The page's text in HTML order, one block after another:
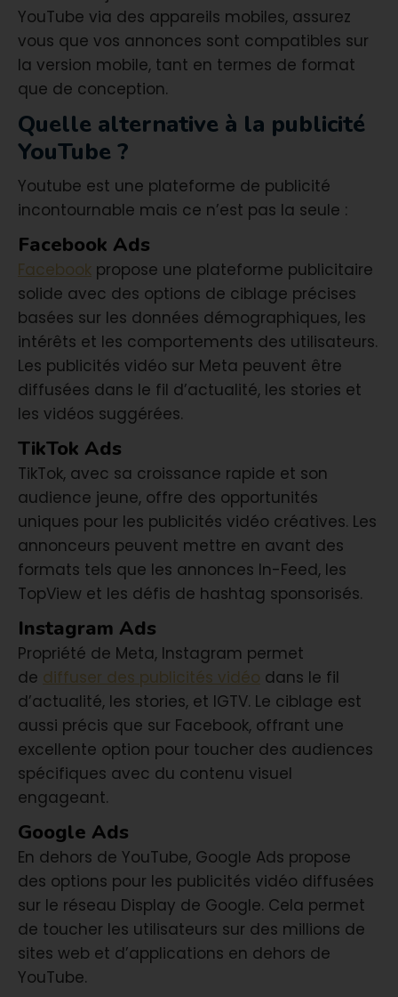
YouTube via des appareils mobiles, assurez
vous que vos annonces sont compatibles sur
la version mobile, tant en termes de format
que de conception.
Quelle alternative à la publicité
YouTube ?
Youtube est une plateforme de publicité
incontournable mais ce n’est pas la seule :
Facebook Ads
Facebook propose une plateforme publicitaire
solide avec des options de ciblage précises
basées sur les données démographiques, les
intérêts et les comportements des utilisateurs.
Les publicités vidéo sur Meta peuvent être
diffusées dans le fil d’actualité, les stories et
les vidéos suggérées.
TikTok Ads
TikTok, avec sa croissance rapide et son
audience jeune, offre des opportunités
uniques pour les publicités vidéo créatives. Les
annonceurs peuvent mettre en avant des
formats tels que les annonces In-Feed, les
TopView et les défis de hashtag sponsorisés.
Instagram Ads
Propriété de Meta, Instagram permet
de diffuser des publicités vidéo dans le fil
d’actualité, les stories, et IGTV. Le ciblage est
aussi précis que sur Facebook, offrant une
excellente option pour toucher des audiences
spécifiques avec du contenu visuel
engageant.
Google Ads
En dehors de YouTube, Google Ads propose
des options pour les publicités vidéo diffusées
sur le réseau Display de Google. Cela permet
de toucher les utilisateurs sur des millions de
sites web et d’applications en dehors de
YouTube.